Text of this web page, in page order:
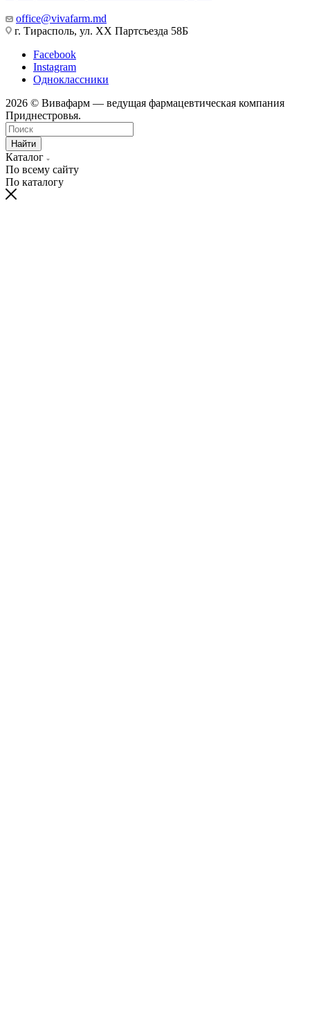
office@vivafarm.md
г. Тирасполь, ул. ХХ Партсъезда 58Б
Facebook
Instagram
Одноклассники
2026 © Вивафарм — ведущая фармацевтическая компания
Приднестровья.
Найти
Каталог
По всему сайту
По каталогу